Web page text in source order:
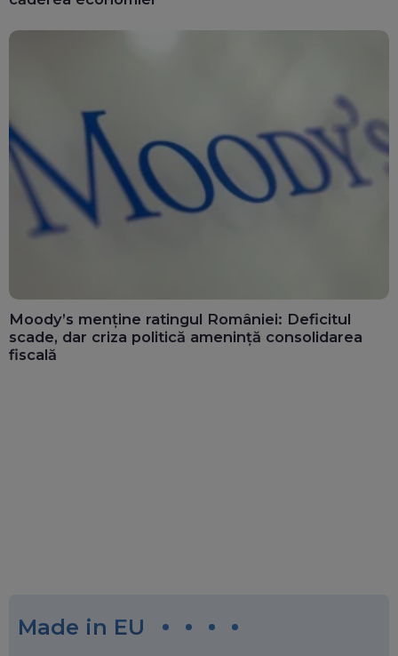
Moody’s menține ratingul României: Deficitul
scade, dar criza politică amenință consolidarea
fiscală
Made in EU